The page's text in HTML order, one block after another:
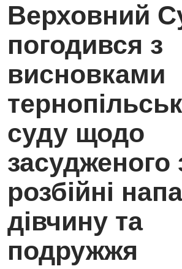
Верховний
погодився з
висновками
суду щодо
засудженого
розбійні
дівчину та
подружжя